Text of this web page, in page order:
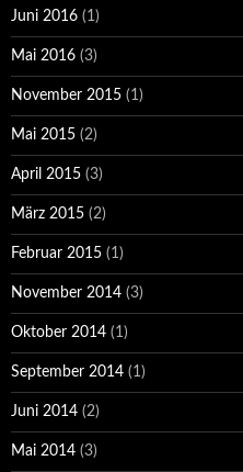
Juni 2016 (1)
Mai 2016 (3)
November 2015 (1)
Mai 2015 (2)
April 2015 (3)
März 2015 (2)
Februar 2015 (1)
November 2014 (3)
Oktober 2014 (1)
September 2014 (1)
Juni 2014 (2)
Mai 2014 (3)